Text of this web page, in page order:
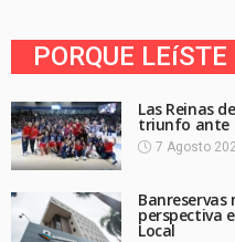
PORQUE
Las Reinas
triunfo ante
7 Agosto
Banreservas
perspectiva
Local